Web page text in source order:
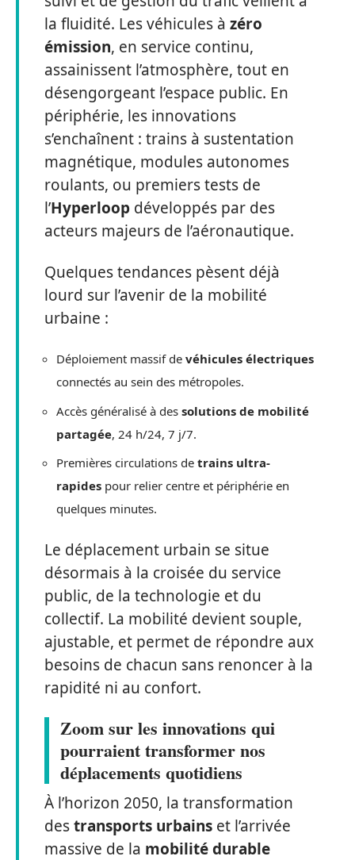
la fluidité. Les véhicules à zéro
émission, en service continu,
assainissent l’atmosphère, tout en
désengorgeant l’espace public. En
périphérie, les innovations
s’enchaînent : trains à sustentation
magnétique, modules autonomes
roulants, ou premiers tests de
l’Hyperloop développés par des
acteurs majeurs de l’aéronautique.
Quelques tendances pèsent déjà
lourd sur l’avenir de la mobilité
urbaine :
Déploiement massif de véhicules électriques
connectés au sein des métropoles.
Accès généralisé à des solutions de mobilité
partagée, 24 h/24, 7 j/7.
Premières circulations de trains ultra-
rapides pour relier centre et périphérie en
quelques minutes.
Le déplacement urbain se situe
désormais à la croisée du service
public, de la technologie et du
collectif. La mobilité devient souple,
ajustable, et permet de répondre aux
besoins de chacun sans renoncer à la
rapidité ni au confort.
Zoom sur les innovations qui
pourraient transformer nos
déplacements quotidiens
À l’horizon 2050, la transformation
destransports urbains et l’arrivée
massive de la mobilité durable